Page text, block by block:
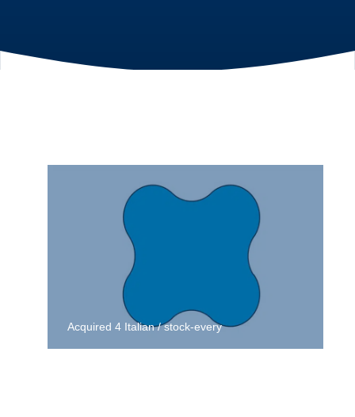
Acquired 4 Italian / stock-every